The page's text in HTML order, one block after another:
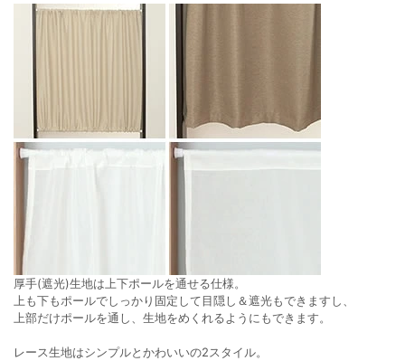
厚手(遮光)生地は上下ポールを通せる仕様。
上も下もポールでしっかり固定して目隠し＆遮光もできますし、
上部だけポールを通し、生地をめくれるようにもできます。
レース生地はシンプルとかわいいの2スタイル。